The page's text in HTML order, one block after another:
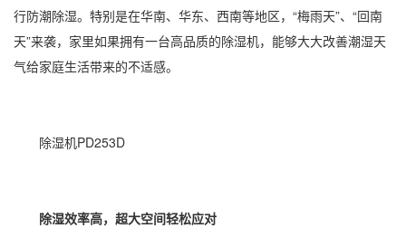
行防潮除湿。特别是在华南、华东、西南等地区，“梅雨天”、“回南
天”来袭，家里如果拥有一台高品质的除湿机，能够大大改善潮湿天
气给家庭生活带来的不适感。
除湿机PD253D
除湿效率高，超大空间轻松应对